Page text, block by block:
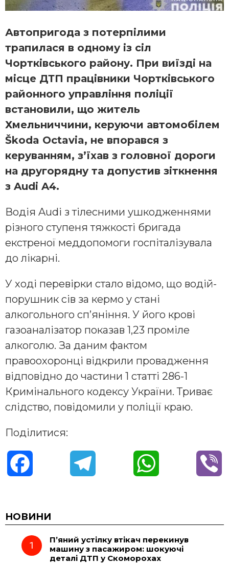
Автопригода з потерпілими
трапилася в одному із сіл
Чортківського району. При виїзді на
місце ДТП працівники Чортківського
районного управління поліції
встановили, що житель
Хмельниччини, керуючи автомобілем
Škoda Octavia, не впорався з
керуванням, з’їхав з головної дороги
на другорядну та допустив зіткнення
з Audi A4.
Водія Audi з тілесними ушкодженнями
різного ступеня тяжкості бригада
екстреної меддопомоги госпіталізувала
до лікарні.
У ході перевірки стало відомо, що водій-
порушник сів за кермо у стані
алкогольного сп’яніння. У його крові
газоаналізатор показав 1,23 проміле
алкоголю. За даним фактом
правоохоронці відкрили провадження
відповідно до частини 1 статті 286-1
Кримінального кодексу України. Триває
слідство, повідомили у поліції краю.
Поділитися:
c
e e t
НОВИНИ
П’яний устілку втікач перекинув
машину з пасажиром: шокуючі
деталі ДТП у Скоморохах